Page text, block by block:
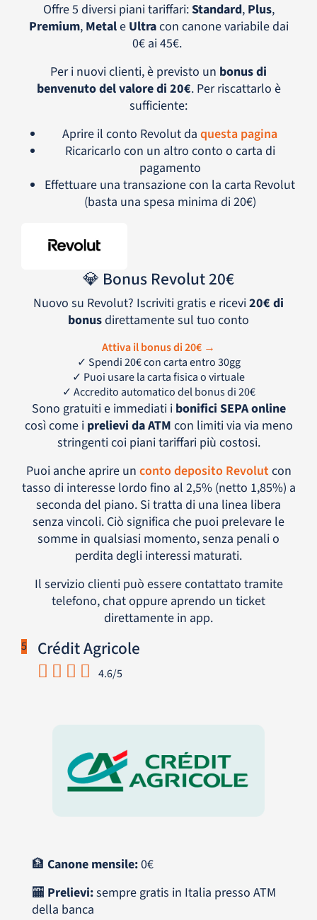
Offre 5 diversi piani tariffari:Standard, Plus,
Premium, Metale Ultracon canone variabile dai
0€ ai 45€.
Per i nuovi clienti, è previsto un bonus di
benvenuto del valore di 20€. Per riscattarlo è
sufficiente:
Aprire il conto Revolut da questa pagina
Ricaricarlo con un altro conto o carta di
pagamento
Effettuare una transazione con la carta Revolut
(basta una spesa minima di 20€)
💎 Bonus Revolut20€
Nuovo su Revolut? Iscriviti gratis e ricevi20€ di
bonusdirettamente sul tuo conto
Attiva il bonus di 20€ →
✓ Spendi 20€ con carta entro 30gg
✓ Puoi usare la carta fisica o virtuale
✓ Accredito automatico del bonus di 20€
Sono gratuiti e immediati i bonifici SEPA online
così come i prelievi da ATM con limiti via via meno
stringenti coi piani tariffari più costosi.
Puoi anche aprire un conto deposito Revolutcon
tasso di interesse lordo fino al 2,5% (netto 1,85%) a
seconda del piano. Si tratta di una linea libera
senza vincoli. Ciò significa che puoi prelevare le
somme in qualsiasi momento, senza penali o
perdita degli interessi maturati.
Il servizio clienti può essere contattato tramite
telefono, chat oppure aprendo un ticket
direttamente in app.
5 Crédit Agricole
4.6/5
🏦 Canone mensile:0€
🏧 Prelievi:sempre gratis in Italia presso ATM
della banca